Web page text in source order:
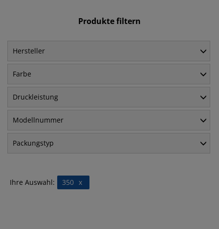
Produkte filtern
Hersteller
Farbe
Druckleistung
Modellnummer
Packungstyp
Ihre Auswahl: x
350